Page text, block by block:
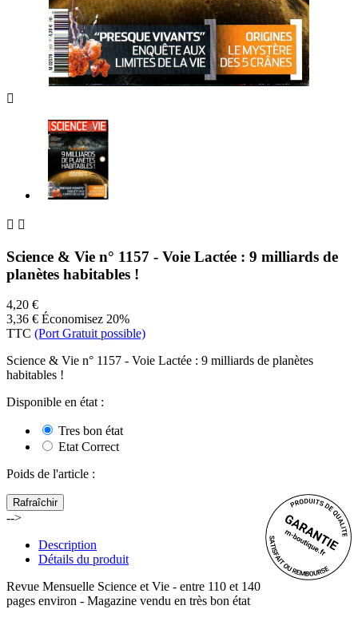

 
Science & Vie n° 1157 - Voie Lactée : 9 milliards de
planètes habitables !
4,20 €
3,36 € Économisez 20%
TTC (Port Gratuit possible)
Science & Vie n° 1157 - Voie Lactée : 9 milliards de planètes
habitables !
Disponible en état :
Tres bon état
Etat Correct
Poids de l'article :
-->
Description
Détails du produit
Revue Mensuelle Science et Vie - entre 110 et 140
pages environ - Magazine vendu en très bon état